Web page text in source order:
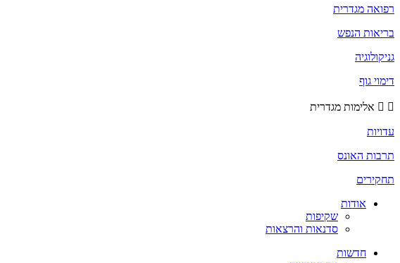
רפואה מגדרית
בריאות הנפש
גניקולוגיה
דימוי גוף
אלימות מגדרית
עדויות
תרבות האונס
תחקירים
אודות
שקיפות
סדנאות והרצאות
חדשות